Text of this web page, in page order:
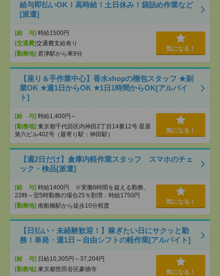
給与即払いOK！高時給！土日休み！袋詰め作業など
[派遣]
[給 与] 時給1500円
[交通費]交通費支給有り
[勤務地] 君津駅から車9分
気になる！
【座り＆手作業中心】香水shopの梱包スタッフ ★副
業OK ★週1日からOK ★1日1時間からOK[アルバイ
ト]
[給 与] 時給1,400円～
[勤務地] 東京都千代田区内神田2丁目14番12号 星屋
第六ビル402号（最寄り駅：神田駅）
気になる！
【週2日だけ】倉庫内軽作業スタッフ スマホのチェ
ック・検品[派遣]
[給 与] 時給1400円 ※実働8時間を超える勤務、
22時～翌5時勤務の場合25％割増：時給1750円
[勤務地] 南船橋駅から徒歩10分程度
気になる！
【日払い・未経験歓迎！】稼ぎたい日にサクッと勤
務！単発・週1日～自由シフトの軽作業[アルバイト]
[給 与] 日給10,305円～37,204円
[勤務地] 東京都世田谷区豪徳寺 気になる！